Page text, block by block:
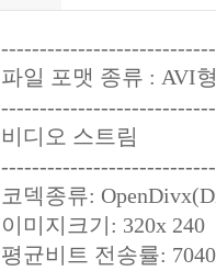
파일 포맷 종류 : AVI
비디오 스트림
코덱종류:
이미지크기: 320x 240
평균비트 전송률: